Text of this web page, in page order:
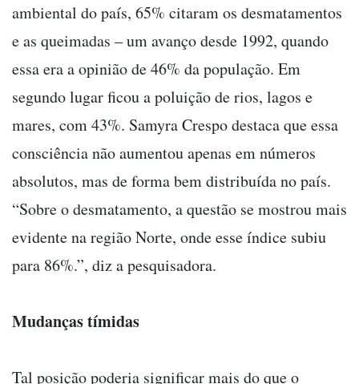
ambiental do país, 65% citaram os desmatamentos
e as queimadas – um avanço desde 1992, quando
essa era a opinião de 46% da população. Em
segundo lugar ficou a poluição de rios, lagos e
mares, com 43%. Samyra Crespo destaca que essa
consciência não aumentou apenas em números
absolutos, mas de forma bem distribuída no país.
“Sobre o desmatamento, a questão se mostrou mais
evidente na região Norte, onde esse índice subiu
para 86%.”, diz a pesquisadora.
Mudanças tímidas
Tal posição poderia significar mais do que o